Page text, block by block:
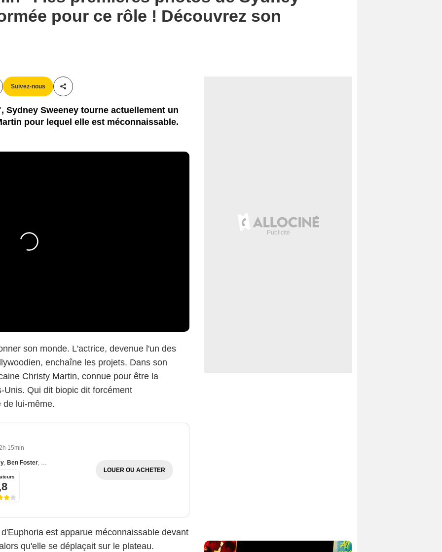
pour ce rôle ! Découvrez son
Suivez-nous
Partager cet article
Sydney Sweeney tourne actuellement un
pour lequel elle est méconnaissable.
son monde. L'actrice, devenue l'un des
enchaîne les projets. Dans son
Christy Martin, connue pour être la
Unis. Qui dit biopic dit forcément
de lui-même.
15min
, Ben Foster, Merritt Wever
LOUER OU ACHETER
Euphoria est apparue méconnaissable devant
qu'elle se déplaçait sur le plateau.